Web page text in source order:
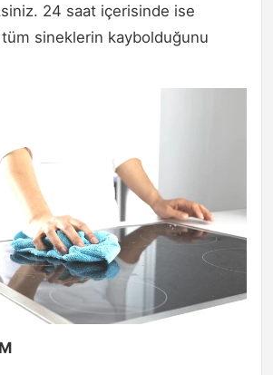
24 saat içerisinde ise
tüm sineklerin kaybolduğunu